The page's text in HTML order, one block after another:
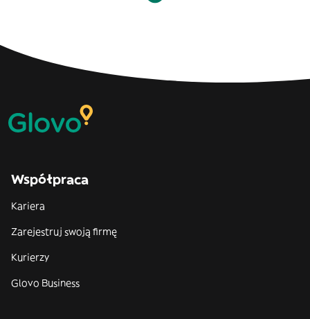
Współpraca
Kariera
Zarejestruj swoją firmę
Kurierzy
Glovo Business